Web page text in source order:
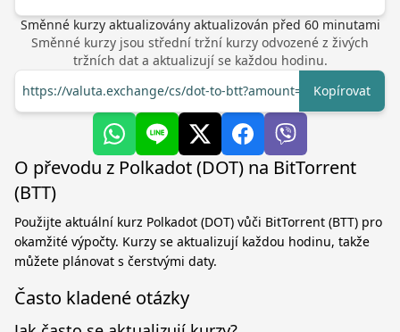
Směnné kurzy aktualizovány aktualizován před 60minutami
Směnné kurzy jsou střední tržní kurzy odvozené z živých
tržních dat a aktualizují se každou hodinu.
https://valuta.exchange/cs/dot-to-btt?amount=1
Kopírovat
O převodu z Polkadot (DOT) na BitTorrent
(BTT)
Použijte aktuální kurz Polkadot (DOT) vůči BitTorrent (BTT) pro
okamžité výpočty. Kurzy se aktualizují každou hodinu, takže
můžete plánovat s čerstvými daty.
Často kladené otázky